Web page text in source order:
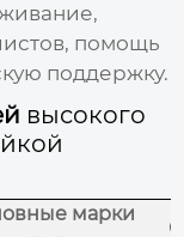
помощь
поддержку.
высокого
марки